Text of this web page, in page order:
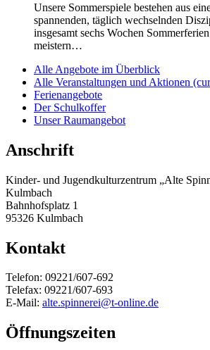
Unsere Sommerspiele bestehen aus
spannenden, täglich wechselnden
insgesamt sechs Wochen
meistern…
Alle Angebote im Überblick
Alle Veranstaltungen und Aktionen
Ferienangebote
Der Schulkoffer
Unser Raumangebot
Anschrift
Kinder- und Jugendkulturzentrum „Alte
Kulmbach
Bahnhofsplatz 1
95326 Kulmbach
Kontakt
Telefon: 09221/607-692
Telefax: 09221/607-693
E-Mail: alte.spinnerei@t-online.de
Öffnungszeiten